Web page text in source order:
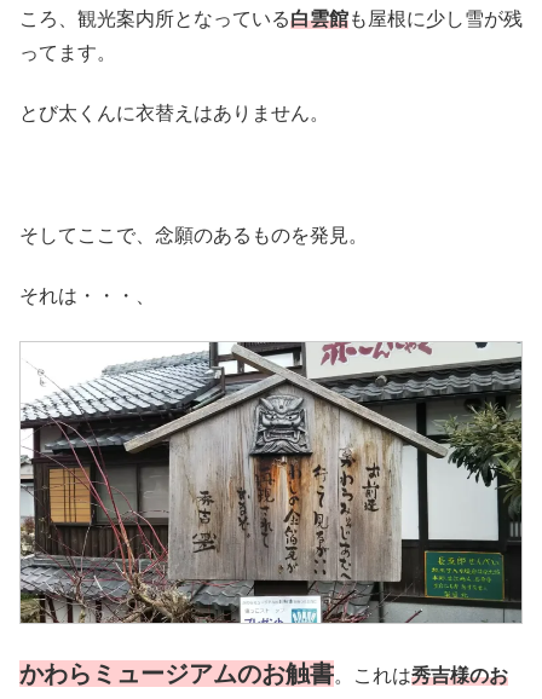
ころ、観光案内所となっている白雲館も屋根に少し雪が残
ってます。
とび太くんに衣替えはありません。
そしてここで、念願のあるものを発見。
それは・・・、
かわらミュージアムのお触書。これは秀吉様のお